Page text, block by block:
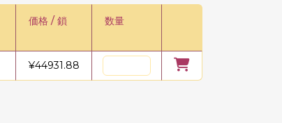
価格 / 鎖 数量
¥44931.88